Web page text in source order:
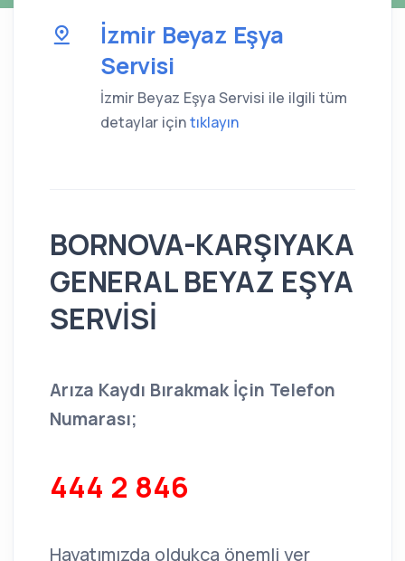
İzmir Beyaz Eşya
Servisi
İzmir Beyaz Eşya Servisi ile ilgili tüm
detaylar içintıklayın
BORNOVA-KARŞIYAKA
GENERAL BEYAZ EŞYA
SERVİSİ
Arıza Kaydı Bırakmak İçin Telefon
Numarası;
444 2 846
Hayatımızda oldukça önemli yer